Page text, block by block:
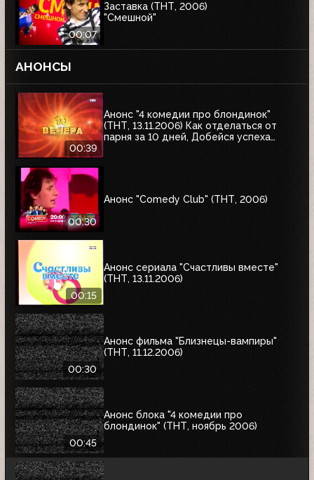
00:07
Заставка (ТНТ, 2006)
"Смешной"
АНОНСЫ
00:39
Анонс "4 комедии про блондинок"
(ТНТ, 13.11.2006) Как отделаться от
парня за 10 дней, Добейся успеха
00:30
Анонс "Comedy Club" (ТНТ, 2006)
00:15
Анонс сериала "Счастливы вместе"
(ТНТ, 13.11.2006)
00:30
Анонс фильма "Близнецы-вампиры"
(ТНТ, 11.12.2006)
00:45
Анонс блока "4 комедии про
блондинок" (ТНТ, ноябрь 2006)